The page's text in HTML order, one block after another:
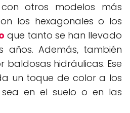
otros modelos más
los hexagonales o los
que tanto se han llevado
años. Además, también
hidráulicas. Ese
un toque de color a los
en el suelo o en las